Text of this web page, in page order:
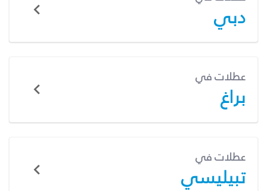
دبي
عطلات في
براغ
عطلات في
تبيليسي